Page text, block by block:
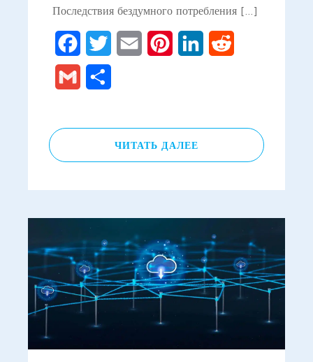
Последствия бездумного потребления […]
FacebookTwitter Email PinterestLinkedIn
Gmail
ЧИТАТЬ ДАЛЕЕ